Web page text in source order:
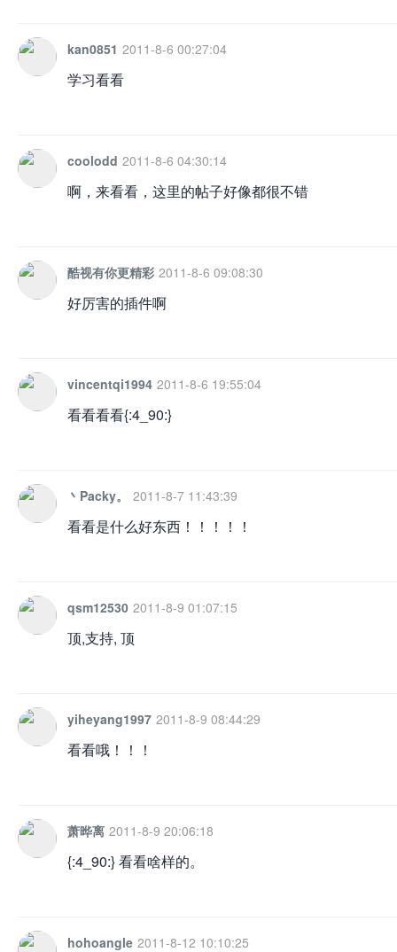
kan0851 2011-8-6 00:27:04
学习看看
coolodd 2011-8-6 04:30:14
啊，来看看，这里的帖子好像都很不错
酷视有你更精彩 2011-8-6 09:08:30
好厉害的插件啊
vincentqi1994 2011-8-6 19:55:04
看看看看{:4_90:}
丶Packy。 2011-8-7 11:43:39
看看是什么好东西！！！！！
qsm12530 2011-8-9 01:07:15
顶,支持, 顶
yiheyang1997 2011-8-9 08:44:29
看看哦！！！
萧晔离 2011-8-9 20:06:18
{:4_90:} 看看啥样的。
hohoangle 2011-8-12 10:10:25